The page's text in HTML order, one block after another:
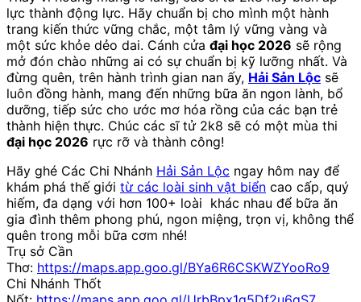
lực thành động lực. Hãy chuẩn bị cho mình một hành
trang kiến thức vững chắc, một tâm lý vững vàng và
một sức khỏe dẻo dai. Cánh cửa đại học 2026 sẽ rộng
mở đón chào những ai có sự chuẩn bị kỹ lưỡng nhất. Và
đừng quên, trên hành trình gian nan ấy, Hải Sản Lộc sẽ
luôn đồng hành, mang đến những bữa ăn ngon lành, bổ
dưỡng, tiếp sức cho ước mơ hóa rồng của các bạn trẻ
thành hiện thực. Chúc các sĩ tử 2k8 sẽ có một mùa thi
đại học 2026 rực rỡ và thành công!
Hãy ghé Các Chi Nhánh Hải Sản Lộc ngay hôm nay để
khám phá thế giới từ các loài sinh vật biển cao cấp, quý
hiếm, đa dạng với hơn 100+ loài khác nhau để bữa ăn
gia đình thêm phong phú, ngon miệng, trọn vị, không thể
quên trong mỗi bữa cơm nhé!
Trụ sở Cần
Thơ: https://maps.app.goo.gl/BYa6R6CSKWZYooRo9
Chi Nhánh Thốt